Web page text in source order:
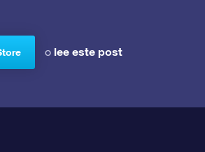
o lee este post